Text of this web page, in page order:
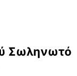
Σωληνωτό